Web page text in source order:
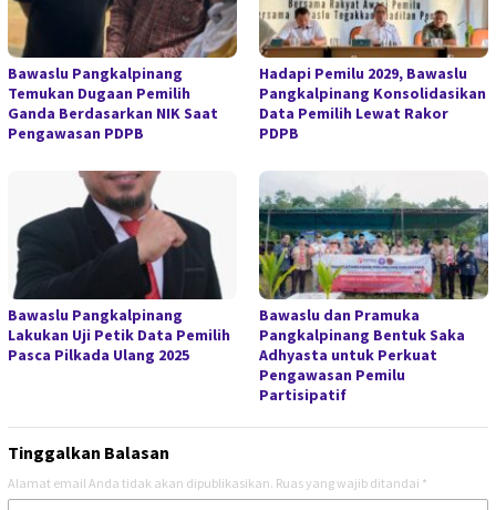
Bawaslu Pangkalpinang
Temukan Dugaan Pemilih
Ganda Berdasarkan NIK Saat
Pengawasan PDPB
Hadapi Pemilu 2029, Bawaslu
Pangkalpinang Konsolidasikan
Data Pemilih Lewat Rakor
PDPB
Bawaslu Pangkalpinang
Lakukan Uji Petik Data Pemilih
Pasca Pilkada Ulang 2025
Bawaslu dan Pramuka
Pangkalpinang Bentuk Saka
Adhyasta untuk Perkuat
Pengawasan Pemilu
Partisipatif
Tinggalkan Balasan
Alamat email Anda tidak akan dipublikasikan. Ruas yang wajib ditandai *